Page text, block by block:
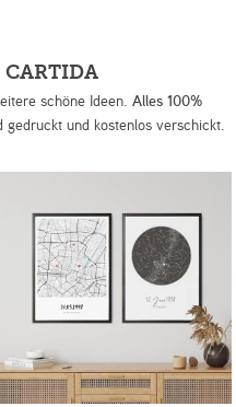
schöne Ideen. Alles 100%
gedruckt und kostenlos verschickt.